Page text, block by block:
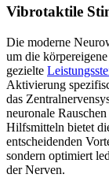
Vibrotaktile
Die moderne
um die
gezielte
Aktivierung
das
neuronale
Hilfsmitteln bietet
entscheidenden
sondern optimiert
der Nerven.